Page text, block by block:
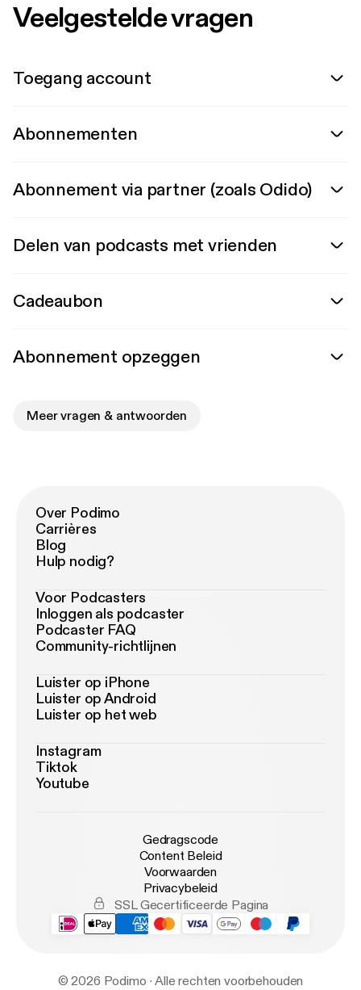
Veelgestelde vragen
Toegang account
Abonnementen
Abonnement via partner (zoals Odido)
Delen van podcasts met vrienden
Cadeaubon
Abonnement opzeggen
Meer vragen & antwoorden
Over Podimo
Carrières
Blog
Hulp nodig?
Voor Podcasters
Inloggen als podcaster
Podcaster FAQ
Community-richtlijnen
Luister op iPhone
Luister op Android
Luister op het web
Instagram
Tiktok
Youtube
Gedragscode
Content Beleid
Voorwaarden
Privacybeleid
SSL Gecertificeerde Pagina
© 2026 Podimo · Alle rechten voorbehouden